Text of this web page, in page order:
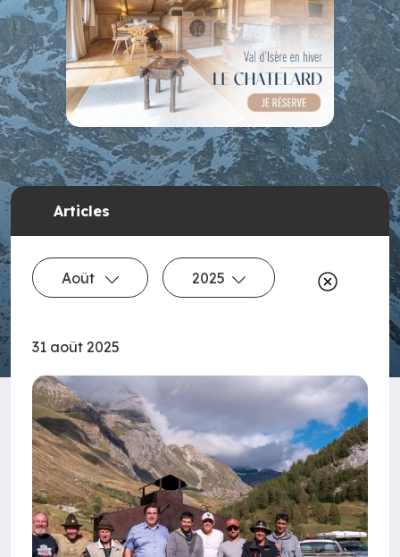
Articles
Août 2025
31 août 2025